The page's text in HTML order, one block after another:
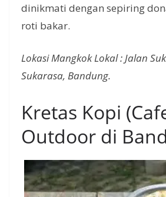
dinikmati dengan sepiring
roti bakar.
Lokasi Mangkok Lokal : Jalan
Sukarasa, Bandung.
Kretas Kopi
Outdoor di